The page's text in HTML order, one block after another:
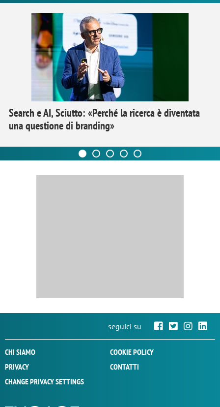
Search e AI, Sciutto: «Perché la ricerca è diventata
una questione di branding»
seguici su
CHI SIAMO
COOKIE POLICY
PRIVACY
CONTATTI
CHANGE PRIVACY SETTINGS